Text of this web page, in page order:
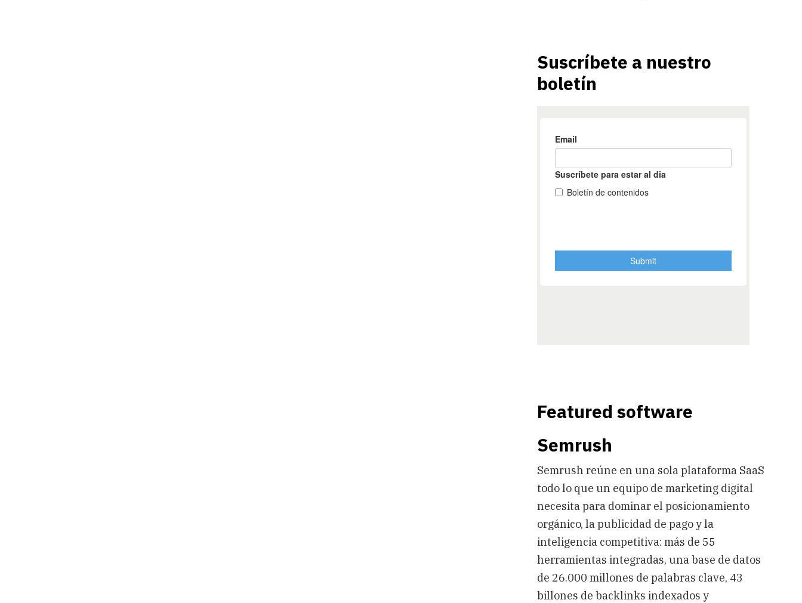
Suscríbete a nuestro
boletín
Featured software
Semrush
Semrush reúne en una sola plataforma SaaS
todo lo que un equipo de marketing digital
necesita para dominar el posicionamiento
orgánico, la publicidad de pago y la
inteligencia competitiva: más de 55
herramientas integradas, una base de datos
de 26.000 millones de palabras clave, 43
billones de backlinks indexados y